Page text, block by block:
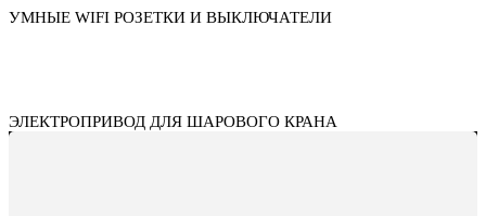
УМНЫЕ WIFI РОЗЕТКИ И ВЫКЛЮЧАТЕЛИ
ЭЛЕКТРОПРИВОД ДЛЯ ШАРОВОГО КРАНА